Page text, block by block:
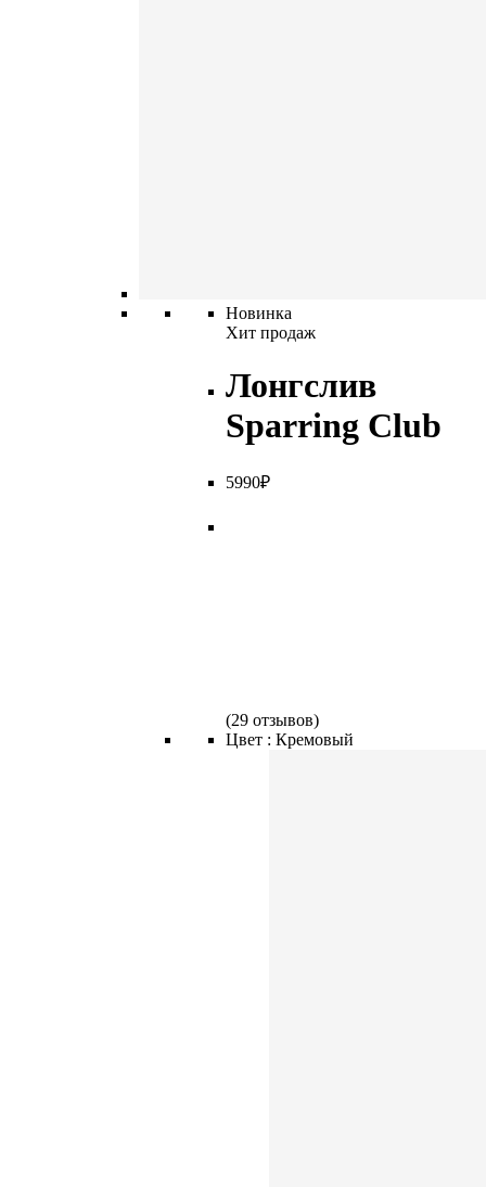
Новинка
Хит продаж
Лонгслив
Sparring Club
5990₽
(29 отзывов)
Цвет : Кремовый